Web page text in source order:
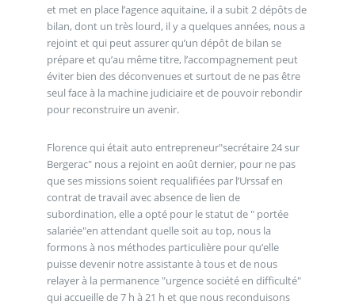
et met en place l’agence aquitaine, il a subit 2 dépôts de
bilan, dont un très lourd, il y a quelques années, nous a
rejoint et qui peut assurer qu’un dépôt de bilan se
prépare et qu’au même titre, l’accompagnement peut
éviter bien des déconvenues et surtout de ne pas être
seul face à la machine judiciaire et de pouvoir rebondir
pour reconstruire un avenir.
Florence qui était auto entrepreneur"secrétaire 24 sur
Bergerac" nous a rejoint en août dernier, pour ne pas
que ses missions soient requalifiées par l’Urssaf en
contrat de travail avec absence de lien de
subordination, elle a opté pour le statut de " portée
salariée"en attendant quelle soit au top, nous la
formons à nos méthodes particulière pour qu’elle
puisse devenir notre assistante à tous et de nous
relayer à la permanence "urgence société en difficulté"
qui accueille de 7 h à 21 h et que nous reconduisons